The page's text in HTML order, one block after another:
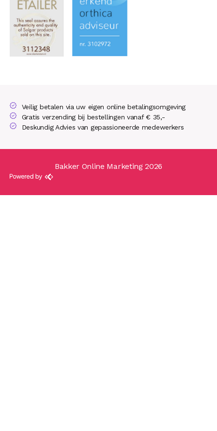
Veilig betalen via uw eigen online betalingsomgeving
Gratis verzending bij bestellingen vanaf € 35,-
Deskundig Advies van gepassioneerde medewerkers
Bakker Online Marketing 2026